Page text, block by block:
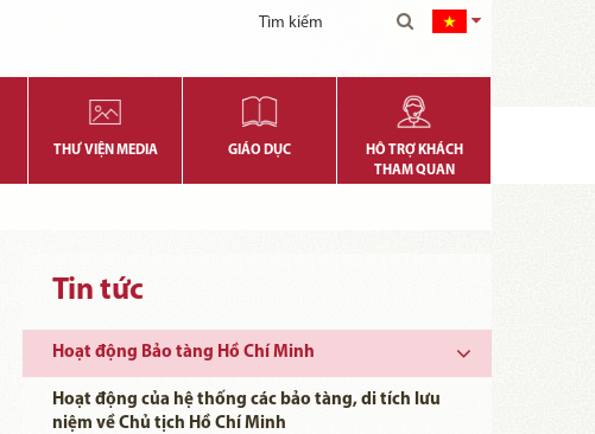
THƯ VIỆN MEDIA GIÁO DỤC
HỖ TRỢ KHÁCH
THAM QUAN
Tin tức
Hoạt động Bảo tàng Hồ Chí Minh
Hoạt động của hệ thống các bảo tàng, di tích lưu
niệm về Chủ tịch Hồ Chí Minh